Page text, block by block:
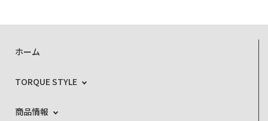
ホーム
TORQUE STYLE
商品情報